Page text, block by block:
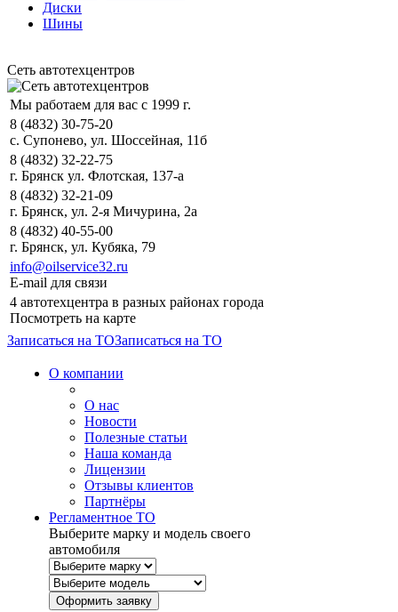
Диски
Шины
Сеть автотехцентров
Мы работаем для вас с 1999 г.
8 (4832) 30-75-20
с. Супонево, ул. Шоссейная, 11б
8 (4832) 32-22-75
г. Брянск ул. Флотская, 137-а
8 (4832) 32-21-09
г. Брянск, ул. 2-я Мичурина, 2а
8 (4832) 40-55-00
г. Брянск, ул. Кубяка, 79
info@oilservice32.ru
E-mail для связи
4 автотехцентра в разных районах города
Посмотреть на карте
Записаться на ТОЗаписаться на ТО
О компании
О нас
Новости
Полезные статьи
Наша команда
Лицензии
Отзывы клиентов
Партнёры
Регламентное ТО
Выберите марку и модель своего
автомобиля